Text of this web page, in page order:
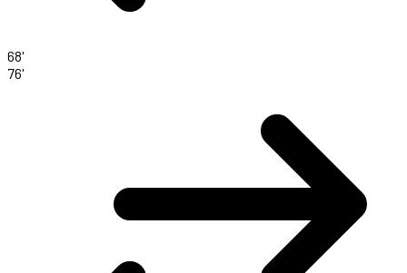
68'
76'